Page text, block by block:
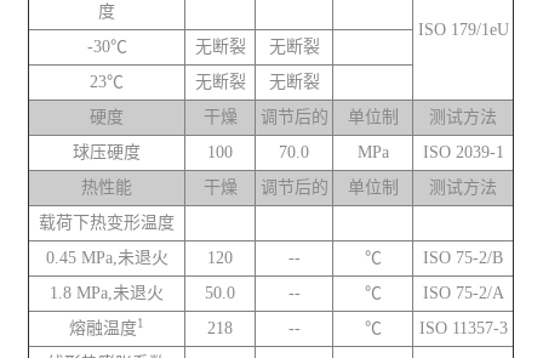
度
ISO 179/1eU
-30℃
无断裂
无断裂
23℃
无断裂
无断裂
硬度
干燥 调节后的 单位制
测试方法
球压硬度
100 70.0 MPa
ISO 2039-1
热性能
干燥 调节后的 单位制
测试方法
载荷下热变形温度
0.45 MPa,未退火
120 -- ℃
ISO 75-2/B
1.8 MPa,未退火
50.0 -- ℃
ISO 75-2/A
熔融温度1 218 -- ℃
ISO 11357-3